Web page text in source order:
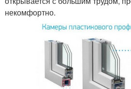
некомфортно.